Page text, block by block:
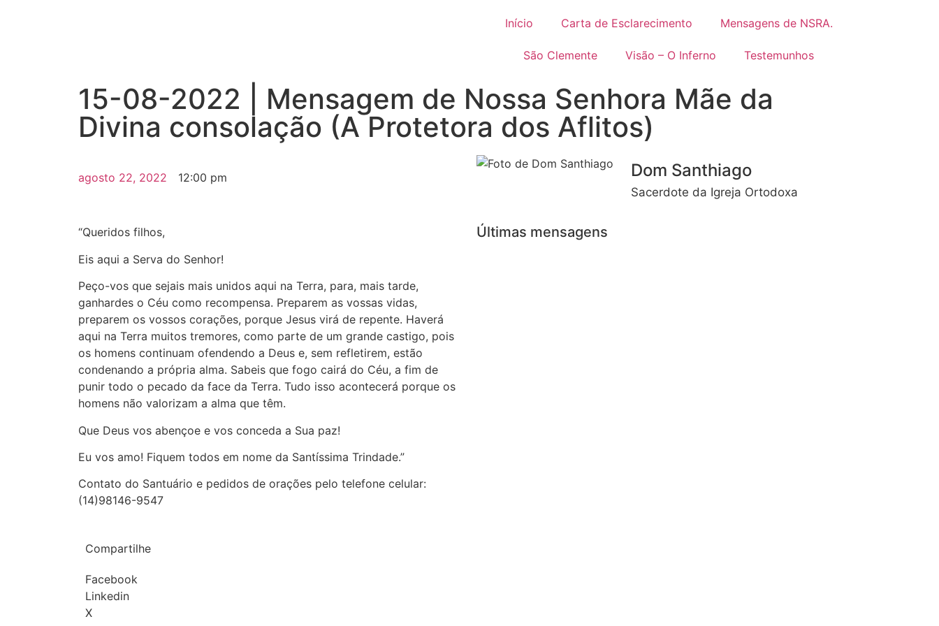
Início Carta de Esclarecimento Mensagens de NSRA.
São Clemente Visão – O Inferno Testemunhos
15-08-2022 | Mensagem de Nossa Senhora Mãe da
Divina consolação (A Protetora dos Aflitos)
agosto 22, 2022 12:00 pm
“Queridos filhos,
Eis aqui a Serva do Senhor!
Peço-vos que sejais mais unidos aqui na Terra, para, mais tarde,
ganhardes o Céu como recompensa. Preparem as vossas vidas,
preparem os vossos corações, porque Jesus virá de repente. Haverá
aqui na Terra muitos tremores, como parte de um grande castigo, pois
os homens continuam ofendendo a Deus e, sem refletirem, estão
condenando a própria alma. Sabeis que fogo cairá do Céu, a fim de
punir todo o pecado da face da Terra. Tudo isso acontecerá porque os
homens não valorizam a alma que têm.
Que Deus vos abençoe e vos conceda a Sua paz!
Eu vos amo! Fiquem todos em nome da Santíssima Trindade.”
Contato do Santuário e pedidos de orações pelo telefone celular:
(14)98146-9547
Compartilhe
Facebook
Linkedin
X
Dom Santhiago
Sacerdote da Igreja Ortodoxa
Últimas mensagens